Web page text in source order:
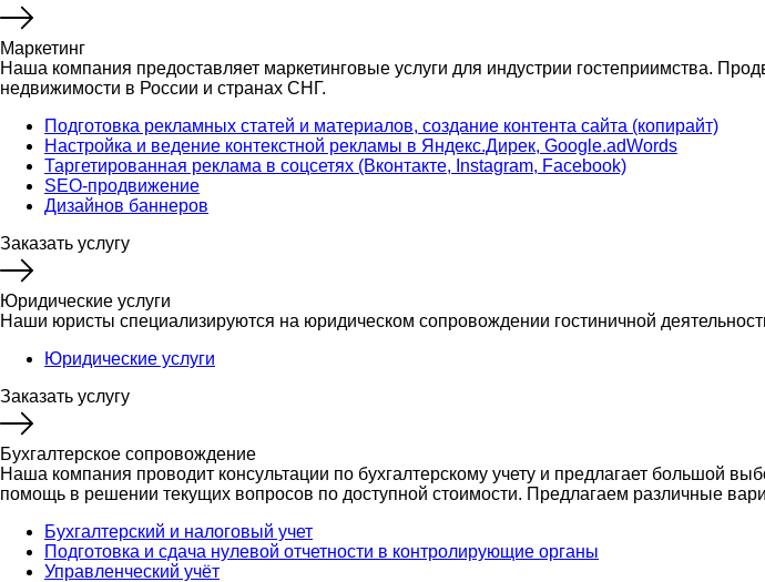
Маркетинг
Наша компания предоставляет маркетинговые услуги для индустрии гостеприимства.
недвижимости в России и странах СНГ.
Подготовка рекламных статей и материалов, создание контента сайта (копирайт)
Настройка и ведение контекстной рекламы в Яндекс.Дирек, Google.adWords
Таргетированная реклама в соцсетях (Вконтакте, Instagram, Facebook)
SEO-продвижение
Дизайнов баннеров
Заказать услугу
Юридические услуги
Наши юристы специализируются на юридическом сопровождении гостиничной
Юридические услуги
Заказать услугу
Бухгалтерское сопровождение
Наша компания проводит консультации по бухгалтерскому учету и предлагает большой
помощь в решении текущих вопросов по доступной стоимости. Предлагаем различные
Бухгалтерский и налоговый учет
Подготовка и сдача нулевой отчетности в контролирующие органы
Управленческий учёт